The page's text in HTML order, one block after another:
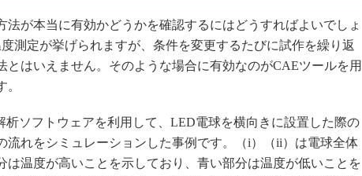
産業オープンネット展
3Dプリンタ
デジタルツインとCAE
S＆OP
イノベーション
製造業ビッグデータ
メイドインジャパン
が本当に有効かどうかを確認するにはどうすればよいでしょ
測定が挙げられますが、条件を変更するたびに試作を繰り返
とはいえません。そのような場合に有効なのがCAEツールを用
ソフトウェアを利用して、LED電球を横向きに設置した際の
流れをシミュレーションした事例です。（i）（ii）は電球全体
は温度が高いことを示しており、青い部分は温度が低いことを